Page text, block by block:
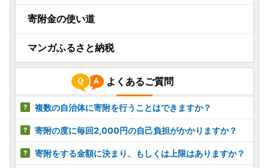
寄附金の使い道
マンガふるさと納税
よくあるご質問
複数の自治体に寄附を行うことはできますか？
寄附の度に毎回2,000円の自己負担がかかりますか？
寄附をする金額に決まり、もしくは上限はありますか？